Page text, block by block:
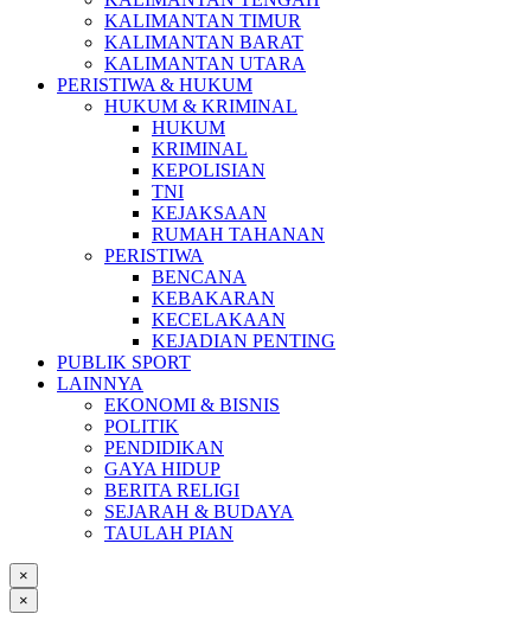
KALIMANTAN TIMUR
KALIMANTAN BARAT
KALIMANTAN UTARA
PERISTIWA & HUKUM
HUKUM & KRIMINAL
HUKUM
KRIMINAL
KEPOLISIAN
TNI
KEJAKSAAN
RUMAH TAHANAN
PERISTIWA
BENCANA
KEBAKARAN
KECELAKAAN
KEJADIAN PENTING
PUBLIK SPORT
LAINNYA
EKONOMI & BISNIS
POLITIK
PENDIDIKAN
GAYA HIDUP
BERITA RELIGI
SEJARAH & BUDAYA
TAULAH PIAN
×
×